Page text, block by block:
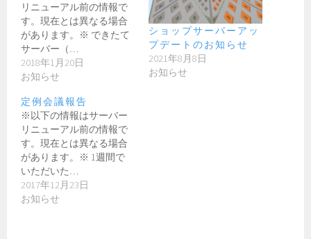
リニューアル前の情報で
す。現在とは異なる場合
があります。※ できたて
サーバー（…
2018年1月20日
お知らせ
ショップサーバーアッ
プデートのお知らせ
2021年8月8日
お知らせ
定例会議報告
※以下の情報はサーバー
リニューアル前の情報で
す。現在とは異なる場合
があります。※ 1週間で
いただいた…
2017年12月23日
お知らせ